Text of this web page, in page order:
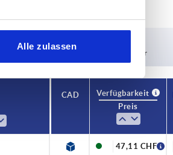
Alle zulassen
Derzeit nicht auf Lager
CAD
Verfügbarkeit
Preis
47,11 CHF